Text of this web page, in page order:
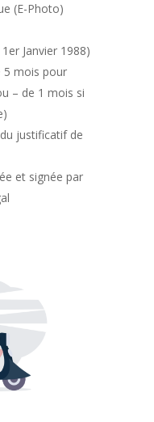
(E-Photo)
Janvier 1988)
5 mois pour
– de 1 mois si
justificatif de
et signée par